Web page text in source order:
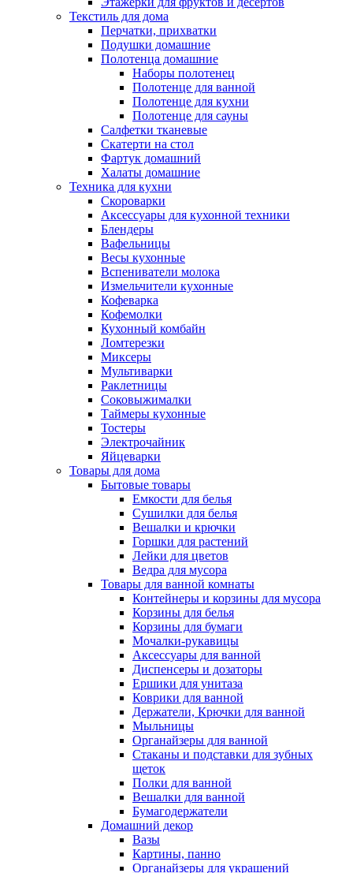
Текстиль для дома
Перчатки, прихватки
Подушки домашние
Полотенца домашние
Наборы полотенец
Полотенце для ванной
Полотенце для кухни
Полотенце для сауны
Салфетки тканевые
Скатерти на стол
Фартук домашний
Халаты домашние
Техника для кухни
Скороварки
Аксессуары для кухонной техники
Блендеры
Вафельницы
Весы кухонные
Вспениватели молока
Измельчители кухонные
Кофеварка
Кофемолки
Кухонный комбайн
Ломтерезки
Миксеры
Мультиварки
Раклетницы
Соковыжималки
Таймеры кухонные
Тостеры
Электрочайник
Яйцеварки
Товары для дома
Бытовые товары
Емкости для белья
Сушилки для белья
Вешалки и крючки
Горшки для растений
Лейки для цветов
Ведра для мусора
Товары для ванной комнаты
Контейнеры и корзины для мусора
Корзины для белья
Корзины для бумаги
Мочалки-рукавицы
Аксессуары для ванной
Диспенсеры и дозаторы
Ершики для унитаза
Коврики для ванной
Держатели, Крючки для ванной
Мыльницы
Органайзеры для ванной
Стаканы и подставки для зубных
щеток
Полки для ванной
Вешалки для ванной
Бумагодержатели
Домашний декор
Вазы
Картины, панно
Органайзеры для украшений